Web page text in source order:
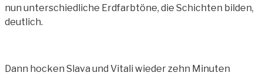
nun unterschiedliche Erdfarbtöne, die Schichten bilden,
deutlich.
Dann hocken Slava und Vitali wieder zehn Minuten